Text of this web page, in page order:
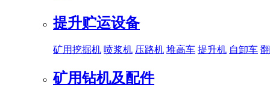
提升贮运设备
矿用挖掘机 喷浆机 压路机 堆高车 提升机 自卸车
矿用钻机及配件